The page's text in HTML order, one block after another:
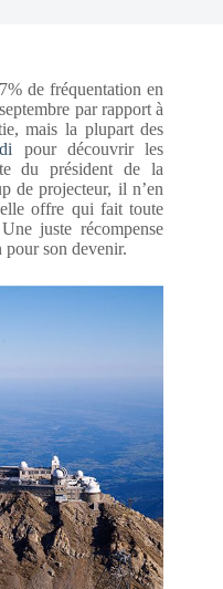
de fréquentation en
par rapport à
mais la plupart des
pour découvrir les
du président de la
de projecteur, il n’en
offre qui fait toute
juste récompense
pour son devenir.